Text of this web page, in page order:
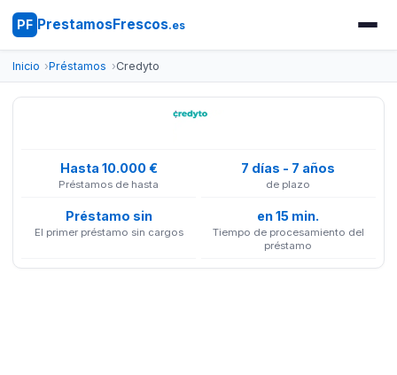
PF PrestamosFrescos.es
Inicio Préstamos Credyto
Hasta 10.000 €
Préstamos de hasta
7 días - 7 años
de plazo
Préstamo sin
El primer préstamo sin cargos
en 15 min.
Tiempo de procesamiento del
préstamo